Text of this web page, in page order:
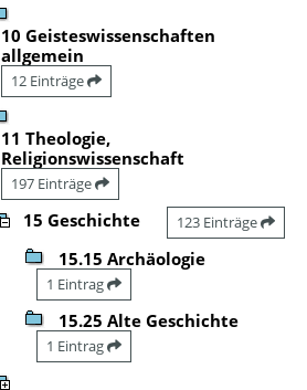
10 Geisteswissenschaften
allgemein
12 Einträge
11 Theologie,
Religionswissenschaft
197 Einträge
15 Geschichte 123 Einträge
15.15 Archäologie
1 Eintrag
15.25 Alte Geschichte
1 Eintrag